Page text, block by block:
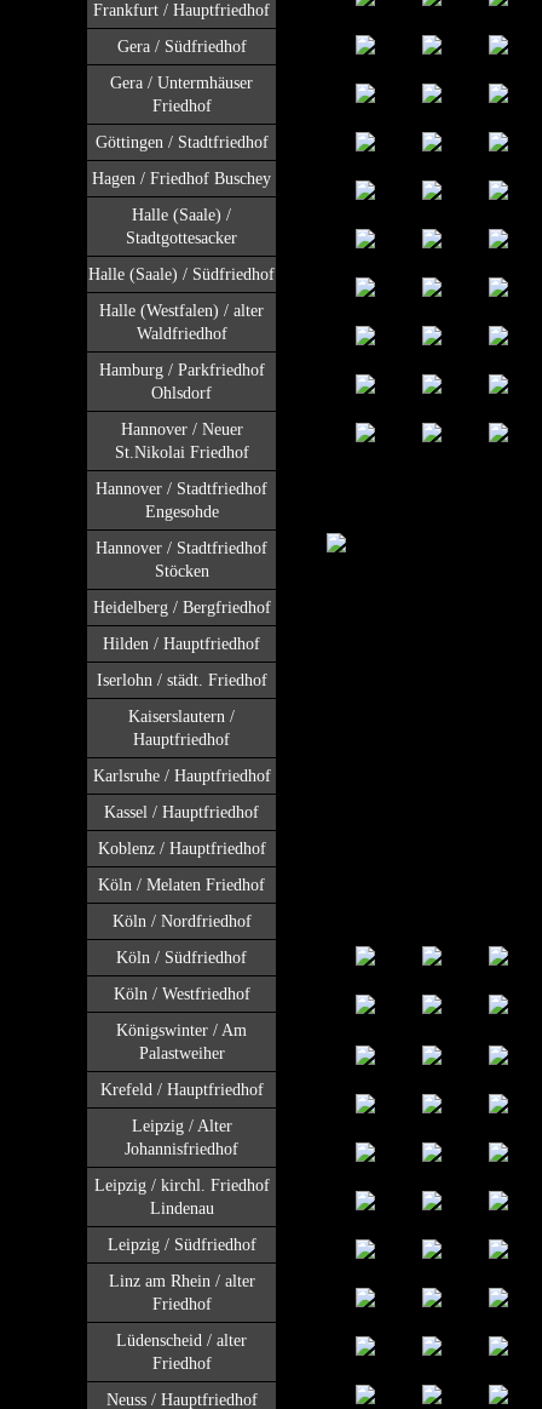
Frankfurt / Hauptfriedhof
Gera / Südfriedhof
Gera / Untermhäuser
Friedhof
Göttingen / Stadtfriedhof
Hagen / Friedhof Buschey
Halle (Saale) /
Stadtgottesacker
Halle (Saale) / Südfriedhof
Halle (Westfalen) / alter
Waldfriedhof
Hamburg / Parkfriedhof
Ohlsdorf
Hannover / Neuer
St.Nikolai Friedhof
Hannover / Stadtfriedhof
Engesohde
Hannover / Stadtfriedhof
Stöcken
Heidelberg / Bergfriedhof
Hilden / Hauptfriedhof
Iserlohn / städt. Friedhof
Kaiserslautern /
Hauptfriedhof
Karlsruhe / Hauptfriedhof
Kassel / Hauptfriedhof
Koblenz / Hauptfriedhof
Köln / Melaten Friedhof
Köln / Nordfriedhof
Köln / Südfriedhof
Köln / Westfriedhof
Königswinter / Am
Palastweiher
Krefeld / Hauptfriedhof
Leipzig / Alter
Johannisfriedhof
Leipzig / kirchl. Friedhof
Lindenau
Leipzig / Südfriedhof
Linz am Rhein / alter
Friedhof
Lüdenscheid / alter
Friedhof
Neuss / Hauptfriedhof